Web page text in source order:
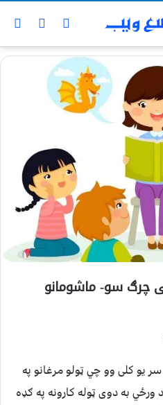
چرګ سو- ماشومانو
یو کلی وو چي ټولو مرغانو په
به دوی ټوله کارونه په ګډه